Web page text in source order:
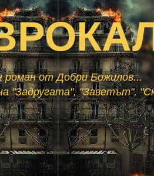
роман от Добри Божилов...
"Задругата", "Заветът",